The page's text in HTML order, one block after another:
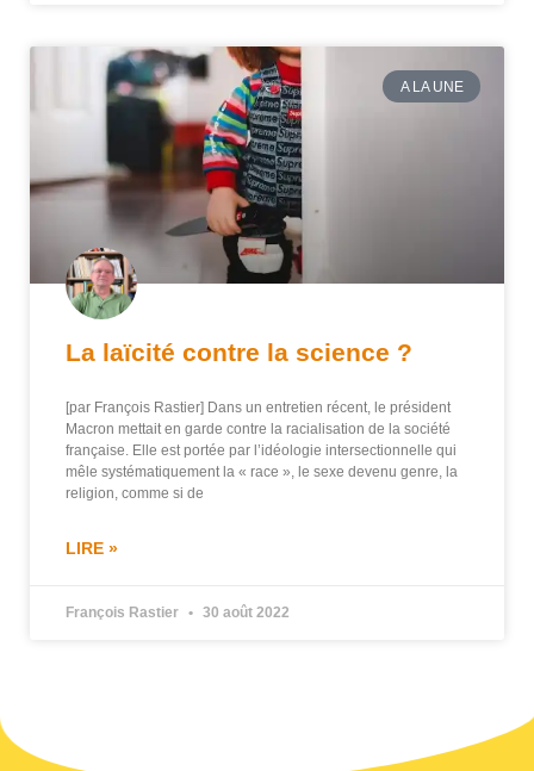
A LA UNE
La laïcité contre la science ?
[par François Rastier] Dans un entretien récent, le président
Macron mettait en garde contre la racialisation de la société
française. Elle est portée par l’idéologie intersectionnelle qui
mêle systématiquement la « race », le sexe devenu genre, la
religion, comme si de
LIRE »
François Rastier 30 août 2022